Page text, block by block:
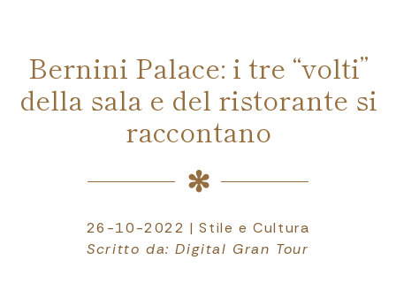
Bernini Palace: i tre “volti”
della sala e del ristorante si
raccontano
26-10-2022 | Stile e Cultura
Scritto da: Digital Gran Tour